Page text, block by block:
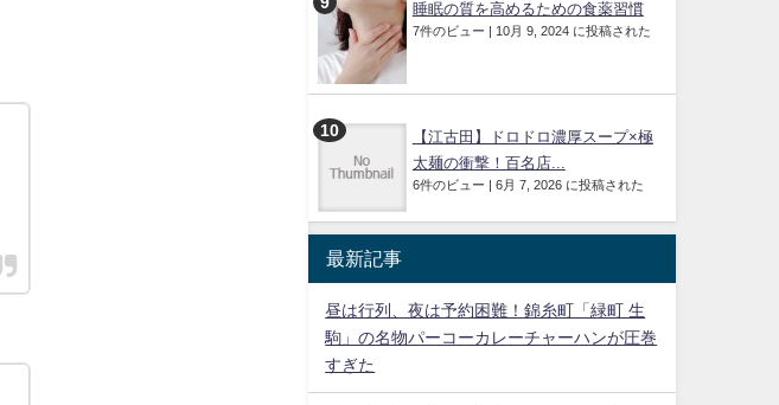
睡眠の質を高めるための食薬習慣
7件のビュー | 10月 9, 2024 に投稿された
【江古田】ドロドロ濃厚スープ×極
太麺の衝撃！百名店...
6件のビュー | 6月 7, 2026 に投稿された
最新記事
昼は行列、夜は予約困難！錦糸町「緑町 生
駒」の名物パーコーカレーチャーハンが圧巻
すぎた